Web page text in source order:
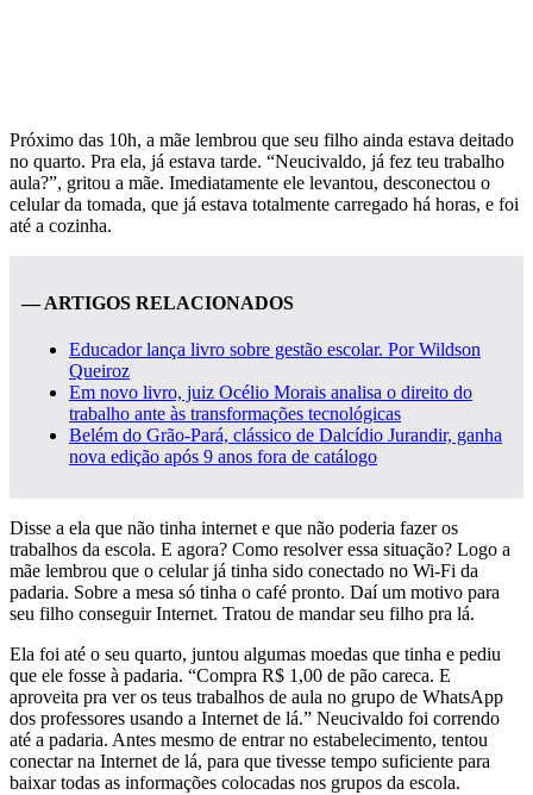
Próximo das 10h, a mãe lembrou que seu filho ainda estava deitado
no quarto. Pra ela, já estava tarde. “Neucivaldo, já fez teu trabalho
aula?”, gritou a mãe. Imediatamente ele levantou, desconectou o
celular da tomada, que já estava totalmente carregado há horas, e foi
até a cozinha.
— ARTIGOS RELACIONADOS
Educador lança livro sobre gestão escolar. Por Wildson
Queiroz
Em novo livro, juiz Océlio Morais analisa o direito do
trabalho ante às transformações tecnológicas
Belém do Grão-Pará, clássico de Dalcídio Jurandir, ganha
nova edição após 9 anos fora de catálogo
Disse a ela que não tinha internet e que não poderia fazer os
trabalhos da escola. E agora? Como resolver essa situação? Logo a
mãe lembrou que o celular já tinha sido conectado no Wi-Fi da
padaria. Sobre a mesa só tinha o café pronto. Daí um motivo para
seu filho conseguir Internet. Tratou de mandar seu filho pra lá.
Ela foi até o seu quarto, juntou algumas moedas que tinha e pediu
que ele fosse à padaria. “Compra R$ 1,00 de pão careca. E
aproveita pra ver os teus trabalhos de aula no grupo de WhatsApp
dos professores usando a Internet de lá.” Neucivaldo foi correndo
até a padaria. Antes mesmo de entrar no estabelecimento, tentou
conectar na Internet de lá, para que tivesse tempo suficiente para
baixar todas as informações colocadas nos grupos da escola.